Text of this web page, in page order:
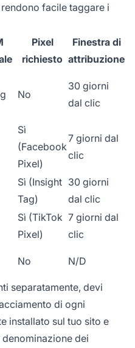
facile taggare i
Pixel
richiesto
Finestra di
attribuzione
No
30 giorni
dal clic
Sì
(Facebook
Pixel)
7 giorni dal
clic
Sì (Insight
Tag)
30 giorni
dal clic
Sì (TikTok
Pixel)
7 giorni dal
clic
No N/D
separatamente, devi
di ogni
installato sul tuo sito e
dei